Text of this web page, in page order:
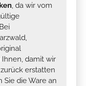
, da wir vom
damit wir
erstatten
Sie die Ware an